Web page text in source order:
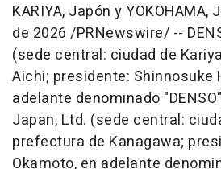
KARIYA, Japón y YOKOHAMA,
de 2026 /PRNewswire/ --
(sede central: ciudad de
Aichi; presidente: Shinnosuke
adelante denominado
Japan, Ltd. (sede central:
prefectura de Kanagawa;
Okamoto, en adelante